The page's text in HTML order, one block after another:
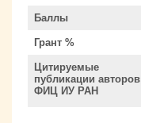
Баллы
Грант %
Цитируемые
публикации авторов
ФИЦ ИУ РАН